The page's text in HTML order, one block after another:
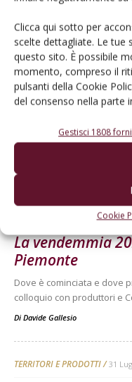
Clicca qui sotto per
scelte dettagliate. Le tue
questo sito. È possibile
momento, compreso il
pulsanti della Cookie
del consenso nella parte
Gestisci 1808
Cookie
8 Agosto 2026
La vendemmia
Piemonte
Dove è cominciata e dove
colloquio con produttori e
Di Davide Gallesio
TERRITORI E PRODOTTI 31